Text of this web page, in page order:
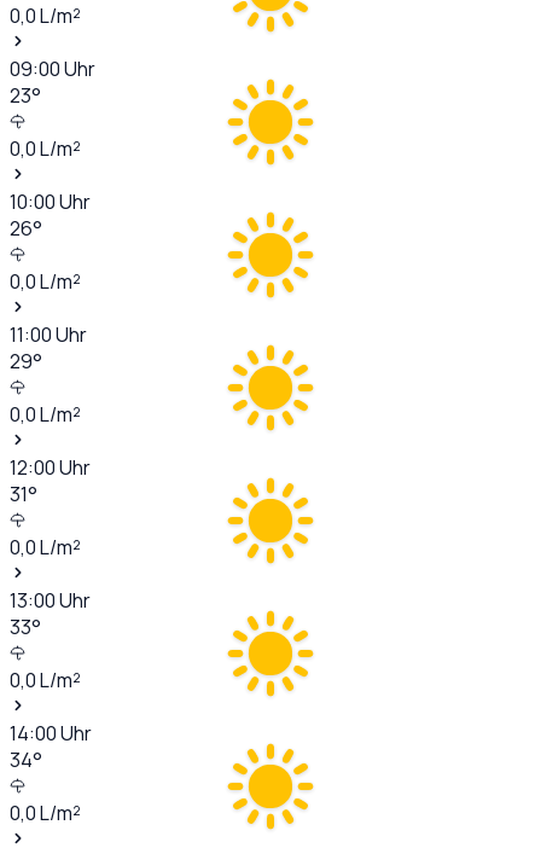
0,0L/m²
09:00Uhr
23°
0,0L/m²
10:00Uhr
26°
0,0L/m²
11:00Uhr
29°
0,0L/m²
12:00Uhr
31°
0,0L/m²
13:00Uhr
33°
0,0L/m²
14:00Uhr
34°
0,0L/m²